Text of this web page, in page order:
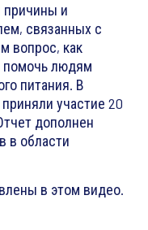
причины и
связанных с
вопрос, как
помочь людям
питания. В
участие 20
дополнен
в области
в этом видео.